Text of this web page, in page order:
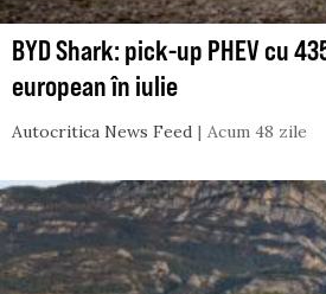
BYD Shark: pick-up PHEV cu
european în iulie
Autocritica News Feed Acum 48 zile